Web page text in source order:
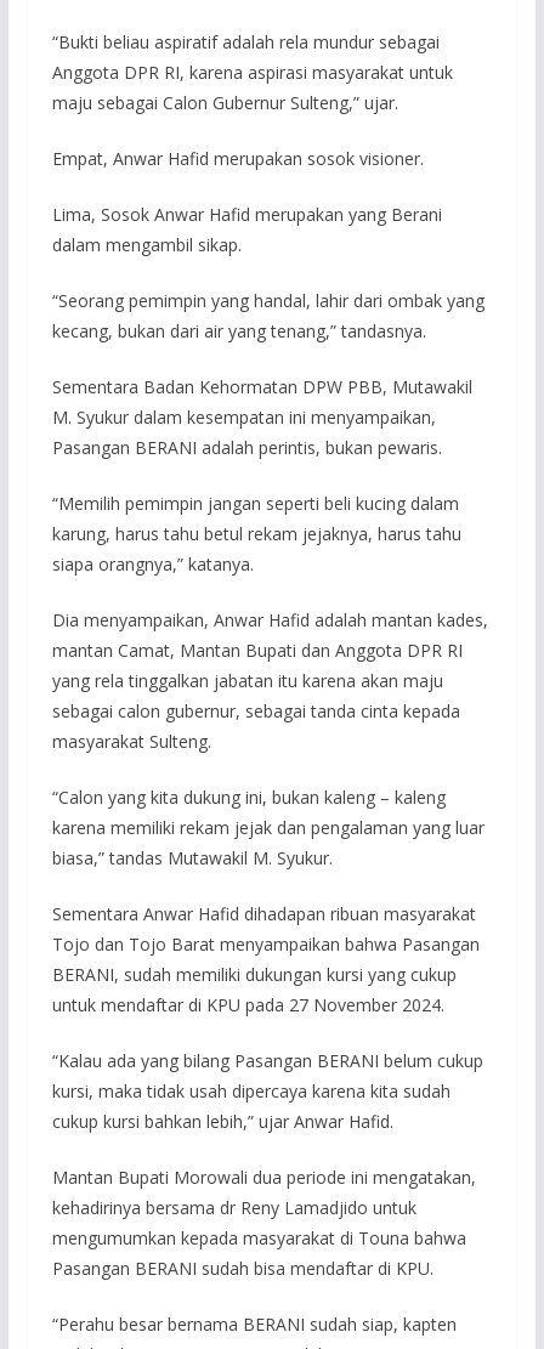
“Bukti beliau aspiratif adalah rela mundur sebagai
Anggota DPR RI, karena aspirasi masyarakat untuk
maju sebagai Calon Gubernur Sulteng,” ujar.
Empat, Anwar Hafid merupakan sosok visioner.
Lima, Sosok Anwar Hafid merupakan yang Berani
dalam mengambil sikap.
“Seorang pemimpin yang handal, lahir dari ombak yang
kecang, bukan dari air yang tenang,” tandasnya.
Sementara Badan Kehormatan DPW PBB, Mutawakil
M. Syukur dalam kesempatan ini menyampaikan,
Pasangan BERANI adalah perintis, bukan pewaris.
“Memilih pemimpin jangan seperti beli kucing dalam
karung, harus tahu betul rekam jejaknya, harus tahu
siapa orangnya,” katanya.
Dia menyampaikan, Anwar Hafid adalah mantan kades,
mantan Camat, Mantan Bupati dan Anggota DPR RI
yang rela tinggalkan jabatan itu karena akan maju
sebagai calon gubernur, sebagai tanda cinta kepada
masyarakat Sulteng.
“Calon yang kita dukung ini, bukan kaleng – kaleng
karena memiliki rekam jejak dan pengalaman yang luar
biasa,” tandas Mutawakil M. Syukur.
Sementara Anwar Hafid dihadapan ribuan masyarakat
Tojo dan Tojo Barat menyampaikan bahwa Pasangan
BERANI, sudah memiliki dukungan kursi yang cukup
untuk mendaftar di KPU pada 27 November 2024.
“Kalau ada yang bilang Pasangan BERANI belum cukup
kursi, maka tidak usah dipercaya karena kita sudah
cukup kursi bahkan lebih,” ujar Anwar Hafid.
Mantan Bupati Morowali dua periode ini mengatakan,
kehadirinya bersama dr Reny Lamadjido untuk
mengumumkan kepada masyarakat di Touna bahwa
Pasangan BERANI sudah bisa mendaftar di KPU.
“Perahu besar bernama BERANI sudah siap, kapten